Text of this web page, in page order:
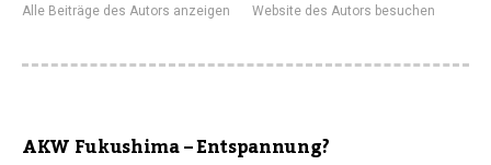
Alle Beiträge des Autors anzeigen Website des Autors besuchen
AKW Fukushima – Entspannung?